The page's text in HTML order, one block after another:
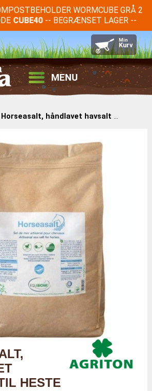
WORMCUBE GRÅ 2
CUBE40 -- BEGRÆNSET LAGER --
MENU
Horseasalt, håndlavet havsalt til heste
HESTE